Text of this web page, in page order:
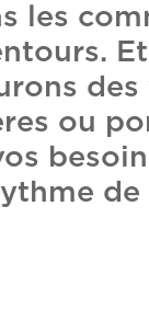
les
ou
de